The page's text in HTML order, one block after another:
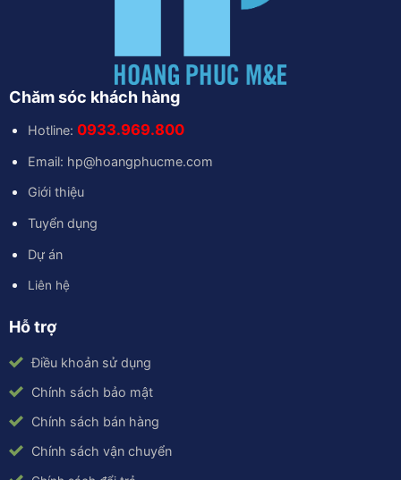
Chăm sóc khách hàng
Hotline: 0933.969.800
Email: hp@hoangphucme.com
Giới thiệu
Tuyển dụng
Dự án
Liên hệ
Hỗ trợ
Điều khoản sử dụng
Chính sách bảo mật
Chính sách bán hàng
Chính sách vận chuyển